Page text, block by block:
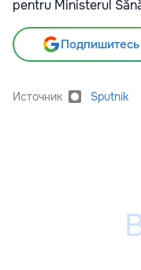
pentru Ministerul
Источник Sputnik